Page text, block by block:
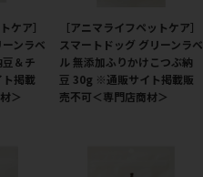
ケア］
ンラベ
＆チ
掲載
＞
［アニマライフペットケア］
スマートドッグ グリーンラベ
ル 無添加ふりかけこつぶ納
豆 30g ※通販サイト掲載販
売不可＜専門店商材＞